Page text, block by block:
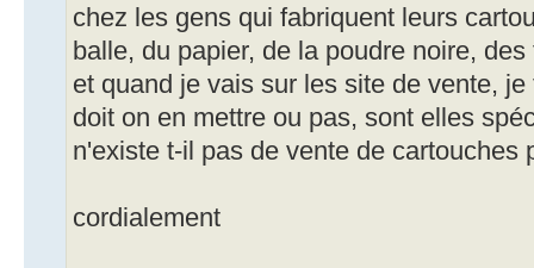
chez les gens qui fabriquent leurs
balle, du papier, de la poudre noire,
et quand je vais sur les site de vente,
doit on en mettre ou pas, sont elles
n'existe t-il pas de vente de cartouches
cordialement